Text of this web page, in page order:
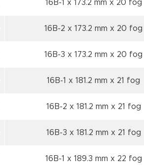
16B-1 x 173.2 mm x 20 fog
16B-2 x 173.2 mm x 20 fog
16B-3 x 173.2 mm x 20 fog
16B-1 x 181.2 mm x 21 fog
16B-2 x 181.2 mm x 21 fog
16B-3 x 181.2 mm x 21 fog
16B-1 x 189.3 mm x 22 fog